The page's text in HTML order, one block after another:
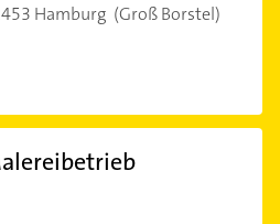
Hamburg (Groß Borstel)